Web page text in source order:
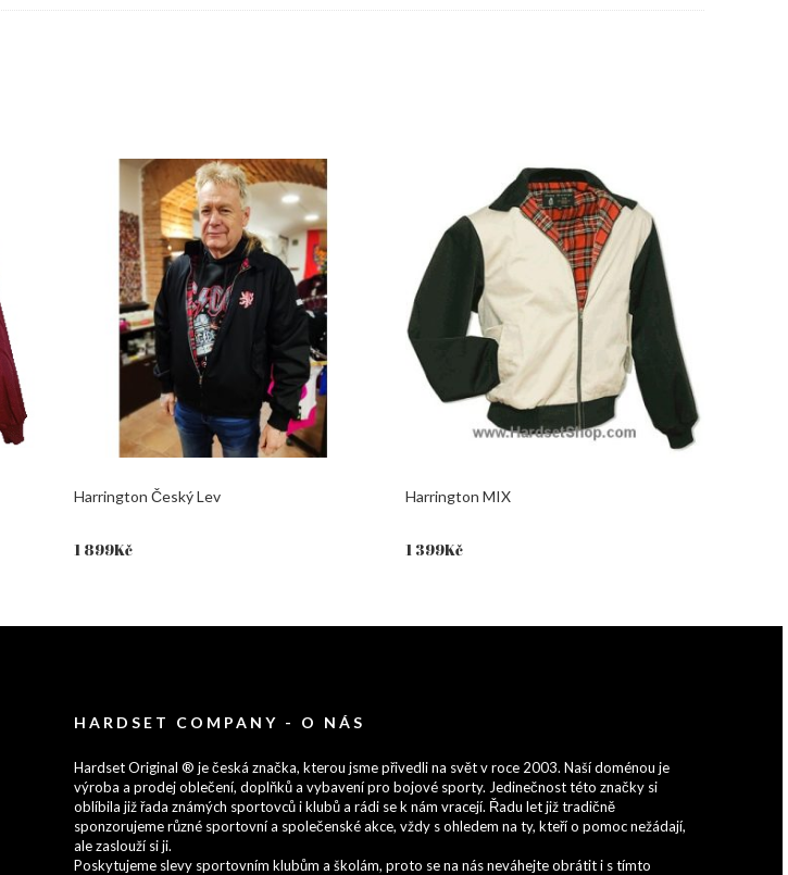
Harrington Český Lev
1 899Kč
Harrington MIX
1 399Kč
HARDSET COMPANY - O NÁS
Hardset Original ® je česká značka, kterou jsme přivedli na svět v roce 2003. Naší doménou je
výroba a prodej oblečení, doplňků a vybavení pro bojové sporty. Jedinečnost této značky si
oblíbila již řada známých sportovců i klubů a rádi se k nám vracejí. Řadu let již tradičně
sponzorujeme různé sportovní a společenské akce, vždy s ohledem na ty, kteří o pomoc nežádají,
ale zaslouží si ji.
Poskytujeme slevy sportovním klubům a školám, proto se na nás neváhejte obrátit i s tímto